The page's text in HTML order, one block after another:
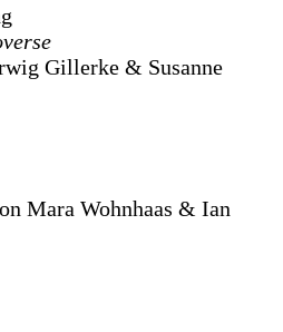
Gillerke & Susanne
Mara Wohnhaas & Ian